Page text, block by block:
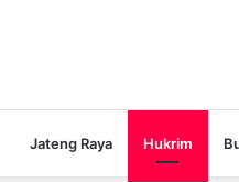
Jateng Raya Hukrim